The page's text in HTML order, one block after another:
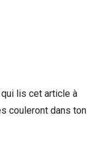
lis cet article à
couleront dans ton